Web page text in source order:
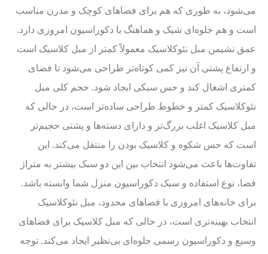
می‌شود، به طوری که هم برای فضاهای کوچک و مدرن مناسب
است و هم جلوه‌ای شیک و هماهنگ با دکوراسیون امروزی دارد.
عمق نشیمن مبل نئوکلاسیک معمولاً کمتر از مبل کلاسیک است
و ارتفاع پشتی آن نیز کمی کوتاه‌تر طراحی می‌شود تا فضای
کمتری اشغال کند و حس سبکی ایجاد شود. حجم کلی مبل
نئوکلاسیک کمتر و خطوط طراحی ساده‌تر است، در حالی که
مبل کلاسیک اغلب بزرگ‌تر و دارای دسته‌ها و پشتی حجیم‌تر
است که حس شکوه و کلاسیک بودن را منتقل می‌کند. این
تفاوت‌ها باعث می‌شود انتخاب بین این دو سبک بیشتر به متراژ
فضا، نوع استفاده و سبک دکوراسیون منزل شما وابسته باشد.
برای خانه‌های امروزی با فضاهای محدود، مبل نئوکلاسیک
انتخاب بهینه‌تری است، در حالی که مبل کلاسیک برای فضاهای
وسیع و دکوراسیون رسمی جلوه‌ای بی‌نظیر ایجاد می‌کند. توجه